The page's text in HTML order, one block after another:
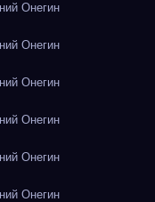
Онегин
Онегин
Онегин
Онегин
Онегин
Онегин